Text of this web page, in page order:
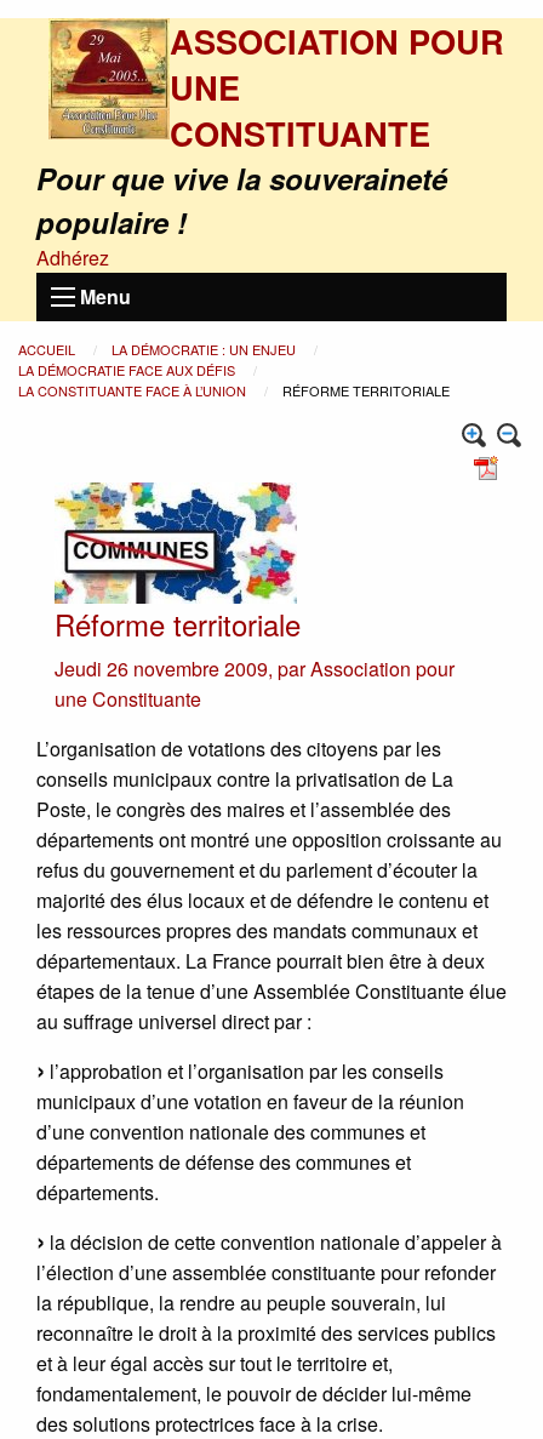
ASSOCIATION POUR
UNE
CONSTITUANTE
Pour que vive la souveraineté
populaire !
Adhérez
Menu
ACCUEIL
LA DÉMOCRATIE : UN ENJEU
LA DÉMOCRATIE FACE AUX DÉFIS
LA CONSTITUANTE FACE À L’UNION
RÉFORME TERRITORIALE
Réforme territoriale
Jeudi 26 novembre 2009, parAssociation pour
une Constituante
L’organisation de votations des citoyens par les
conseils municipaux contre la privatisation de La
Poste, le congrès des maires et l’assemblée des
départements ont montré une opposition croissante au
refus du gouvernement et du parlement d’écouter la
majorité des élus locaux et de défendre le contenu et
les ressources propres des mandats communaux et
départementaux. La France pourrait bien être à deux
étapes de la tenue d’une Assemblée Constituante élue
au suffrage universel direct par :
l’approbation et l’organisation par les conseils
municipaux d’une votation en faveur de la réunion
d’une convention nationale des communes et
départements de défense des communes et
départements.
la décision de cette convention nationale d’appeler à
l’élection d’une assemblée constituante pour refonder
la république, la rendre au peuple souverain, lui
reconnaître le droit à la proximité des services publics
et à leur égal accès sur tout le territoire et,
fondamentalement, le pouvoir de décider lui-même
des solutions protectrices face à la crise.